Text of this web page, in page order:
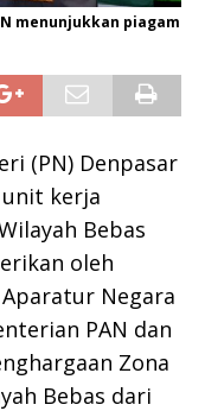
menunjukkan piagam
(PN) Denpasar
kerja
Bebas
oleh
Negara
PAN dan
Zona
Bebas dari